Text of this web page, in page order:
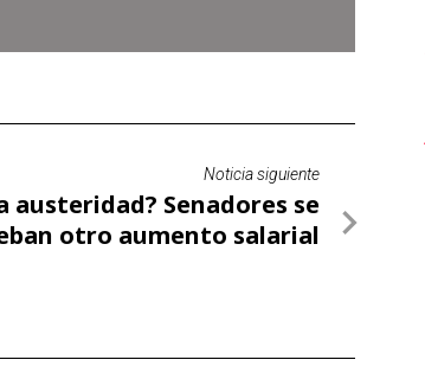
Noticia siguiente
austeridad? Senadores se
otro aumento salarial